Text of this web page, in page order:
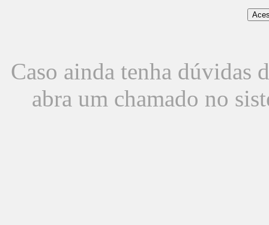
Caso ainda tenha dúvidas
abra um chamado no